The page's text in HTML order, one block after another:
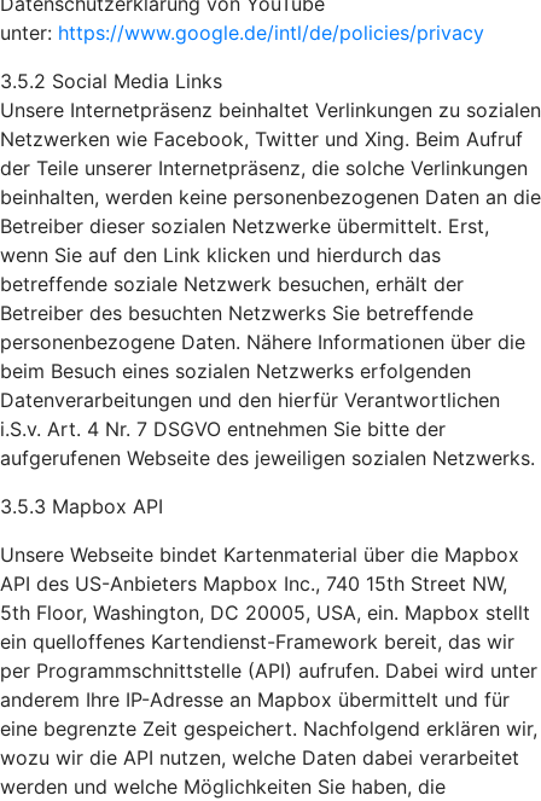
unter: https://www.google.de/intl/de/policies/privacy
3.5.2 Social Media Links
Unsere Internetpräsenz beinhaltet Verlinkungen zu sozialen
Netzwerken wie Facebook, Twitter und Xing. Beim Aufruf
der Teile unserer Internetpräsenz, die solche Verlinkungen
beinhalten, werden keine personenbezogenen Daten an die
Betreiber dieser sozialen Netzwerke übermittelt. Erst,
wenn Sie auf den Link klicken und hierdurch das
betreffende soziale Netzwerk besuchen, erhält der
Betreiber des besuchten Netzwerks Sie betreffende
personenbezogene Daten. Nähere Informationen über die
beim Besuch eines sozialen Netzwerks erfolgenden
Datenverarbeitungen und den hierfür Verantwortlichen
i.S.v. Art. 4 Nr. 7 DSGVO entnehmen Sie bitte der
aufgerufenen Webseite des jeweiligen sozialen Netzwerks.
3.5.3 Mapbox API
Unsere Webseite bindet Kartenmaterial über die Mapbox
API des US-Anbieters Mapbox Inc., 740 15th Street NW,
5th Floor, Washington, DC 20005, USA, ein. Mapbox stellt
ein quelloffenes Kartendienst-Framework bereit, das wir
per Programmschnittstelle (API) aufrufen. Dabei wird unter
anderem Ihre IP-Adresse an Mapbox übermittelt und für
eine begrenzte Zeit gespeichert. Nachfolgend erklären wir,
wozu wir die API nutzen, welche Daten dabei verarbeitet
werden und welche Möglichkeiten Sie haben, die